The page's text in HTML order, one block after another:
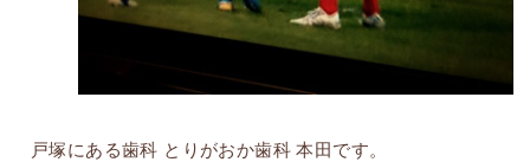
戸塚にある歯科 とりがおか歯科 本田です。